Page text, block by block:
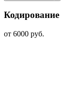
Кодирование
от 6000 руб.